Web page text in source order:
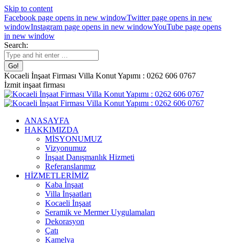
Skip to content
Facebook page opens in new windowTwitter page opens in new
windowInstagram page opens in new windowYouTube page opens
in new window
Search:
Kocaeli İnşaat Firması Villa Konut Yapımı : 0262 606 0767
İzmit inşaat firması
ANASAYFA
HAKKIMIZDA
MİSYONUMUZ
Vizyonumuz
İnşaat Danışmanlık Hizmeti
Referanslarımız
HİZMETLERİMİZ
Kaba İnşaat
Villa İnşaatları
Kocaeli İnşaat
Seramik ve Mermer Uygulamaları
Dekorasyon
Çatı
Kamelya